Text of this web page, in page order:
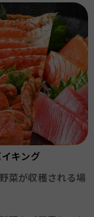
キング
菜が収穫される場